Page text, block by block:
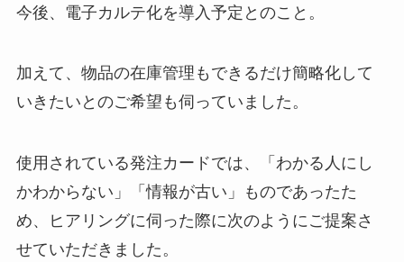
今後、電子カルテ化を導入予定とのこと。
加えて、物品の在庫管理もできるだけ簡略化して
いきたいとのご希望も伺っていました。
使用されている発注カードでは、「わかる人にし
かわからない」「情報が古い」ものであったた
め、ヒアリングに伺った際に次のようにご提案さ
せていただきました。